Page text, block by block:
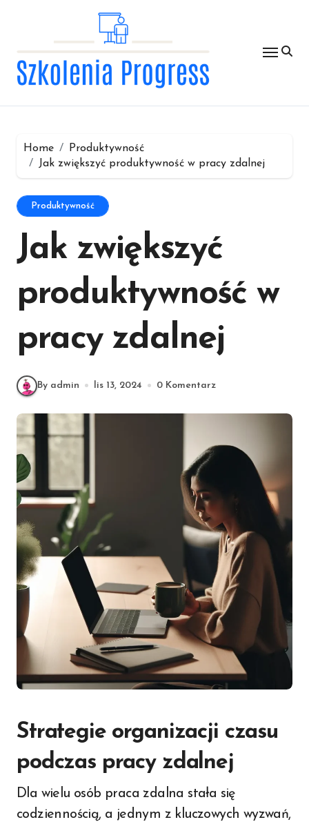
Home
Produktywność
Jak zwiększyć produktywność w pracy zdalnej
Produktywność
Jak zwiększyć
produktywność w
pracy zdalnej
By admin lis 13, 2024 0 Komentarz
Strategie organizacji czasu
podczas pracy zdalnej
Dla wielu osób praca zdalna stała się
codziennością, a jednym z kluczowych wyzwań,